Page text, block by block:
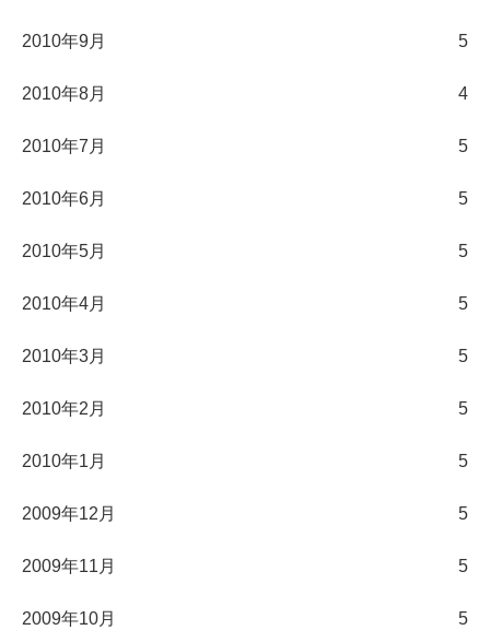
2010年9月 5
2010年8月 4
2010年7月 5
2010年6月 5
2010年5月 5
2010年4月 5
2010年3月 5
2010年2月 5
2010年1月 5
2009年12月 5
2009年11月 5
2009年10月 5